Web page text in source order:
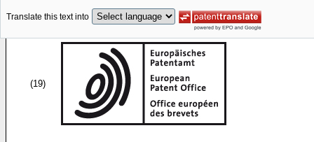
Translate this text into
(19)